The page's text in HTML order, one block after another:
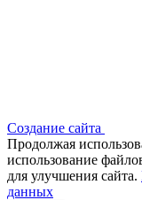
Создание сайта
Продолжая
использование
для улучшения сайта.
данных